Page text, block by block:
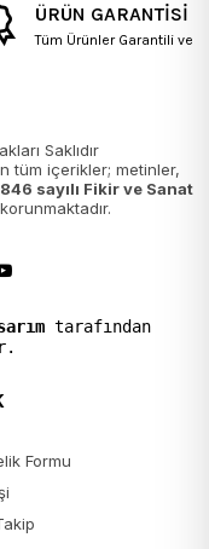
ÜRÜN GARANTİSİ
Tüm Ürünler Garantili ve
Saklıdır
tüm içerikler; metinler,
sayılı Fikir ve Sanat
tarafından
Formu